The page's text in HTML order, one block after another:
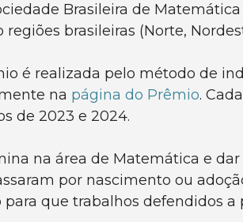
Brasileira de
brasileiras (Norte,
é realizada pelo método de
na página do Prêmio.
de 2023 e 2024.
na área de Matemática e
por nascimento ou
para que trabalhos defendidos